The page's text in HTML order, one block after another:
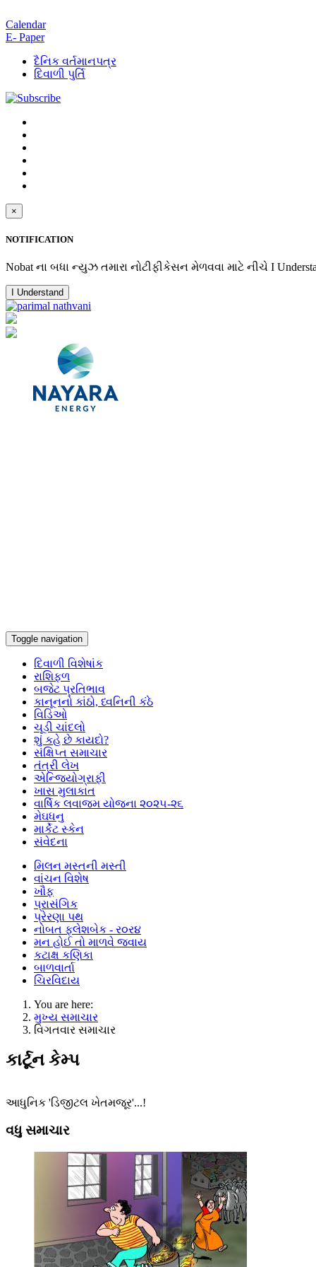
Calendar
E- Paper
દૈનિક વર્તમાનપત્ર
દિવાળી પુર્તિ
×
NOTIFICATION
Nobat ના બધા ન્યુઝ તમારા નોટીફીકેસન મેળવવા માટે નીચે I
I Understand
Toggle navigation
દિવાળી વિશેષાંક
રાશિફળ
બજેટ પ્રતિભાવ
કાનૂનનો કાંઠો, ધ્વનિની કંઠે
વિડિઓ
ચૂડી ચાંદલો
શું કહે છે કાયદો?
સંક્ષિપ્ત સમાચાર
તંત્રી લેખ
એન્જિયોગ્રાફી
ખાસ મુલાકાત
વાર્ષિક લવાજમ યોજના ૨૦૨૫-૨૬
મેઘધનુ
માર્કેટ સ્કેન
સંવેદના
મિલન મસ્તની મસ્તી
વાંચન વિશેષ
ખૌફ
પ્રાસંગિક
પ્રેરણા પથ
નોબત ફ્લેશબેક - ર૦ર૪
મન હોઈ તો માળવે જવાય
કટાક્ષ કણિકા
બાળવાર્તા
ચિરવિદાય
You are here:
મુખ્ય સમાચાર
વિગતવાર સમાચાર
કાર્ટૂન કેમ્પ
આધુનિક 'ડિજીટલ ખેતમજૂર'...!
વધુ સમાચાર